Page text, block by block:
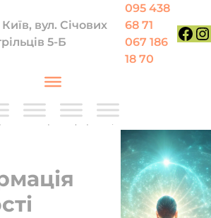
вул. Січових
5-Б
095 438
68 71
067 186
18 70
—Трансформація особистості